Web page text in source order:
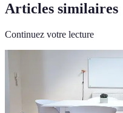
Articles similaires
Continuez votre lecture